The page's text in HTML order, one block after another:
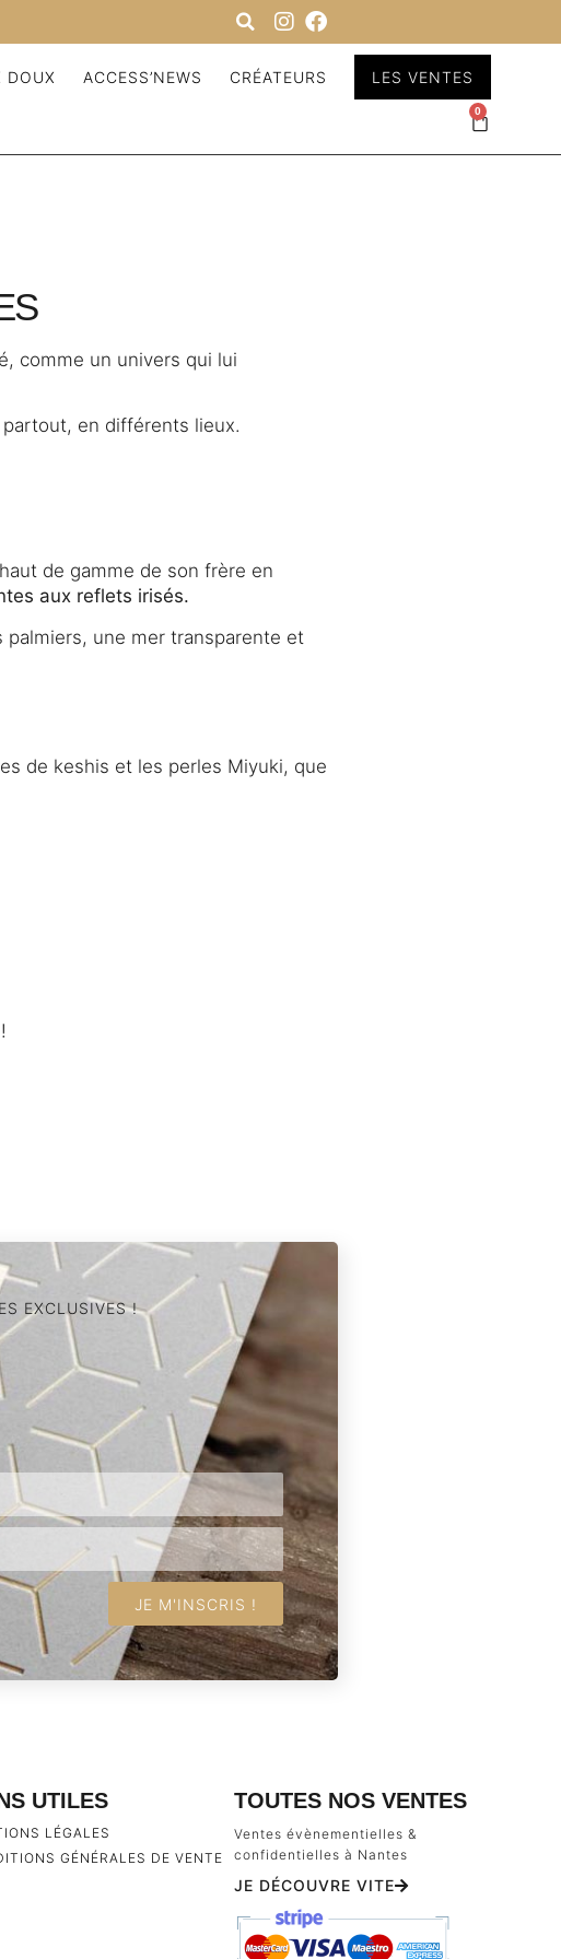
DOUX ACCESS’NEWS CRÉATEURS LES VENTES
0
comme un univers qui lui
partout, en différents lieux.
de gamme de son frère en
aux reflets irisés.
une mer transparente et
de keshis et les perles Miyuki, que
EXCLUSIVES !
JE M'INSCRIS !
UTILES
LÉGALES
GÉNÉRALES DE VENTE
TOUTES NOS VENTES
Ventes évènementielles &
confidentielles à Nantes
JE DÉCOUVRE VITE